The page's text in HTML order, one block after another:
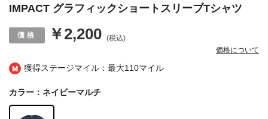
獲得ステージマイル：最大110マイル
IMPACT グラフィックショートスリーブTシャツ
￥2,200 (税込)
価格について
カラー：ネイビーマルチ